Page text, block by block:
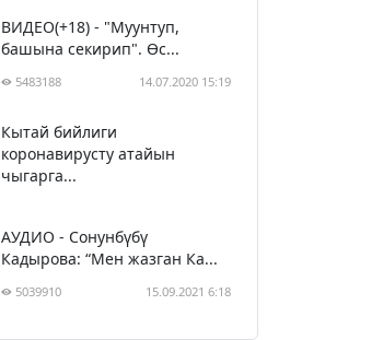
ВИДЕО(+18) - "Муунтуп,
башына секирип". Өс...
5483188 14.07.2020 15:19
Кытай бийлиги
коронавирусту атайын
чыгарга...
АУДИО - Сонунбүбү
Кадырова: “Мен жазган Ка...
5039910 15.09.2021 6:18